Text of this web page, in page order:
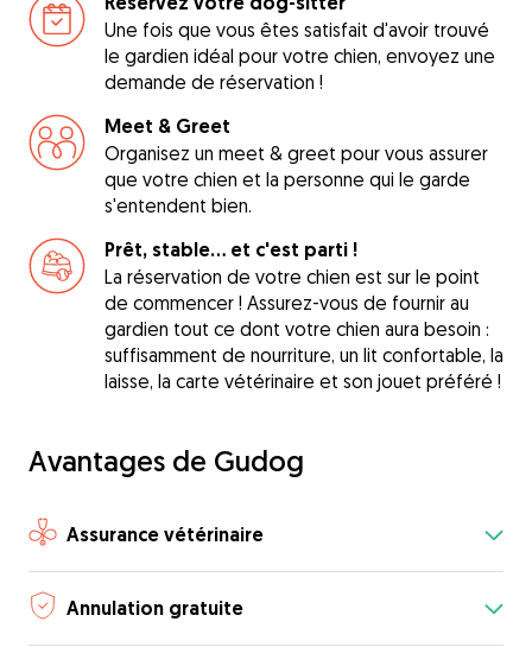
Une fois que vous êtes satisfait d'avoir trouvé
le gardien idéal pour votre chien, envoyez une
demande de réservation !
Meet & Greet
Organisez un meet & greet pour vous assurer
que votre chien et la personne qui le garde
s'entendent bien.
Prêt, stable... et c'est parti !
La réservation de votre chien est sur le point
de commencer ! Assurez-vous de fournir au
gardien tout ce dont votre chien aura besoin :
suffisamment de nourriture, un lit confortable, la
laisse, la carte vétérinaire et son jouet préféré !
Avantages de Gudog
Assurance vétérinaire
Annulation gratuite